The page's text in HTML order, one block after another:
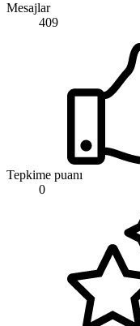
Mesajlar
409
Tepkime puanı
0